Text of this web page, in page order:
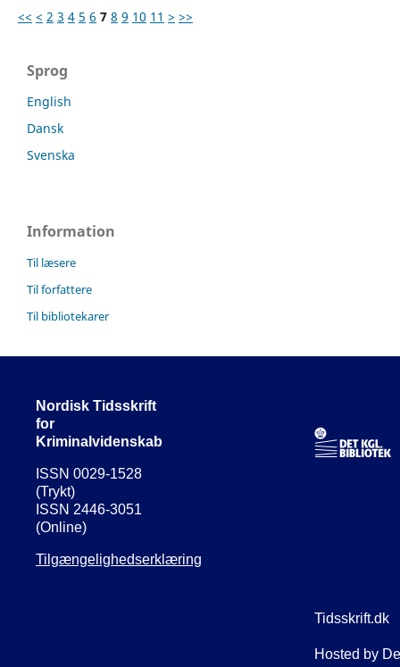
<< < 2 3 4 5 6 7 8 9 10 11 > >>
Sprog
English
Dansk
Svenska
Information
Til læsere
Til forfattere
Til bibliotekarer
Nordisk Tidsskrift
for
Kriminalvidenskab
ISSN 0029-1528
(Trykt)
ISSN 2446-3051
(Online)
Tilgængelighedserklæring